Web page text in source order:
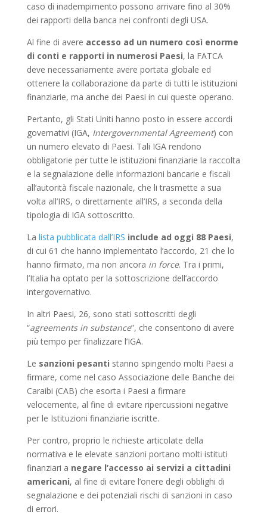
caso di inadempimento possono arrivare fino al 30%
dei rapporti della banca nei confronti degli USA.
Al fine di avere accesso ad un numero così enorme
di conti e rapporti in numerosi Paesi, la FATCA
deve necessariamente avere portata globale ed
ottenere la collaborazione da parte di tutti le istituzioni
finanziarie, ma anche dei Paesi in cui queste operano.
Pertanto, gli Stati Uniti hanno posto in essere accordi
governativi (IGA, Intergovernmental Agreement) con
un numero elevato di Paesi. Tali IGA rendono
obbligatorie per tutte le istituzioni finanziarie la raccolta
e la segnalazione delle informazioni bancarie e fiscali
all’autorità fiscale nazionale, che li trasmette a sua
volta all’IRS, o direttamente all’IRS, a seconda della
tipologia di IGA sottoscritto.
La lista pubblicata dall’IRS include ad oggi 88 Paesi,
di cui 61 che hanno implementato l’accordo, 21 che lo
hanno firmato, ma non ancora in force. Tra i primi,
l’Italia ha optato per la sottoscrizione dell’accordo
intergovernativo.
In altri Paesi, 26, sono stati sottoscritti degli
“agreements in substance”, che consentono di avere
più tempo per finalizzare l’IGA.
Le sanzioni pesanti stanno spingendo molti Paesi a
firmare, come nel caso Associazione delle Banche dei
Caraibi (CAB) che esorta i Paesi a firmare
velocemente, al fine di evitare ripercussioni negative
per le Istituzioni finanziarie iscritte.
Per contro, proprio le richieste articolate della
normativa e le elevate sanzioni portano molti istituti
finanziari a negare l’accesso ai servizi a cittadini
americani, al fine di evitare l’onere degli obblighi di
segnalazione e dei potenziali rischi di sanzioni in caso
di errori.